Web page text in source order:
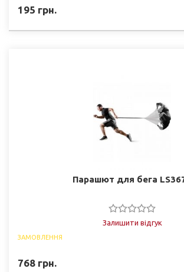
195 грн.
Парашют для бега
Залишити відгук
ЗАМОВЛЕННЯ
768 грн.